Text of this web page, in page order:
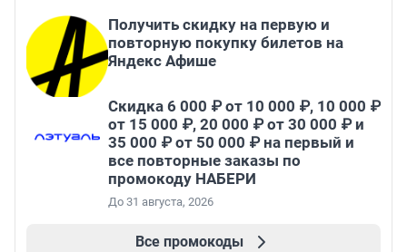
Получить скидку на первую и
повторную покупку билетов на
Яндекс Афише
Скидка 6 000 ₽ от 10 000 ₽, 10 000 ₽
от 15 000 ₽, 20 000 ₽ от 30 000 ₽ и
35 000 ₽ от 50 000 ₽ на первый и
все повторные заказы по
промокоду НАБЕРИ
До 31 августа, 2026
Все промокоды